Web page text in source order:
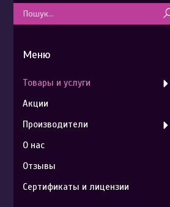
Товары и услуги
Акции
Производители
О нас
Отзывы
Сертификаты и лицензии